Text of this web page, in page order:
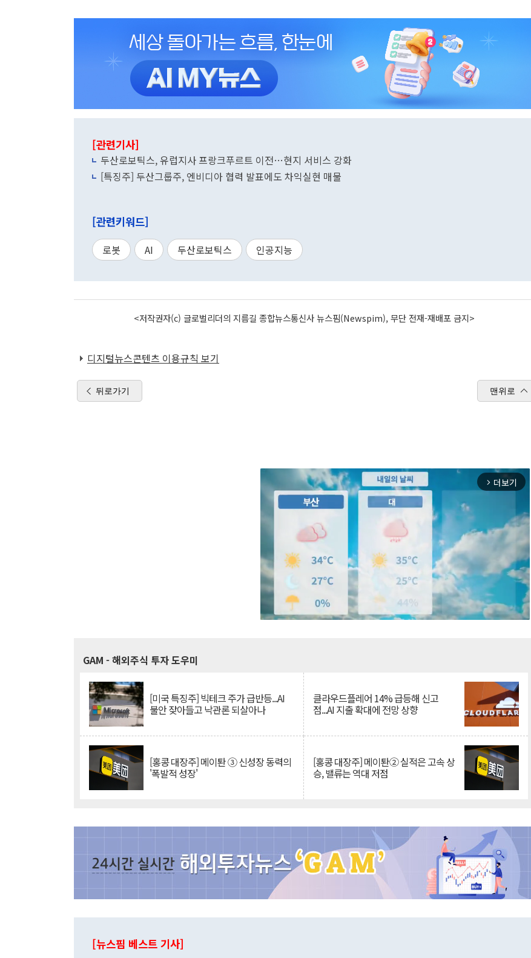
[관련기사]
두산로보틱스, 유럽지사 프랑크푸르트 이전…현지 서비스 강화
[특징주] 두산그룹주, 엔비디아 협력 발표에도 차익실현 매물
[관련키워드]
로봇 AI 두산로보틱스 인공지능
<저작권자(c) 글로벌리더의 지름길 종합뉴스통신사 뉴스핌(Newspim), 무단 전재-재배포 금지>
디지털뉴스콘텐츠 이용규칙 보기
뒤로가기 맨위로
arrow_forward_ios 더보기
GAM - 해외주식 투자 도우미
[미국 특징주] 빅테크 주가 급반등...AI
불안 잦아들고 낙관론 되살아나
클라우드플레어 14% 급등해 신고
점...AI 지출 확대에 전망 상향
[홍콩 대장주] 메이퇀 ③ 신성장 동력의
'폭발적 성장'
[홍콩 대장주] 메이퇀② 실적은 고속 상
승, 밸류는 역대 저점
[뉴스핌 베스트 기사]